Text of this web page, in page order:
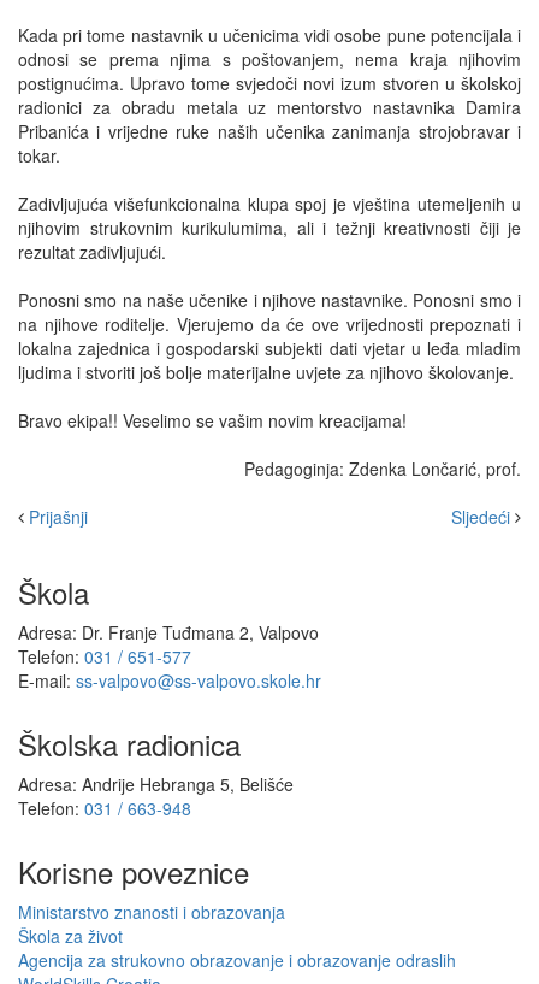
Kada pri tome nastavnik u učenicima vidi osobe pune potencijala i
odnosi se prema njima s poštovanjem, nema kraja njihovim
postignućima. Upravo tome svjedoči novi izum stvoren u školskoj
radionici za obradu metala uz mentorstvo nastavnika Damira
Pribanića i vrijedne ruke naših učenika zanimanja strojobravar i
tokar.
Zadivljujuća višefunkcionalna klupa spoj je vještina utemeljenih u
njihovim strukovnim kurikulumima, ali i težnji kreativnosti čiji je
rezultat zadivljujući.
Ponosni smo na naše učenike i njihove nastavnike. Ponosni smo i
na njihove roditelje. Vjerujemo da će ove vrijednosti prepoznati i
lokalna zajednica i gospodarski subjekti dati vjetar u leđa mladim
ljudima i stvoriti još bolje materijalne uvjete za njihovo školovanje.
Bravo ekipa!! Veselimo se vašim novim kreacijama!
Pedagoginja: Zdenka Lončarić, prof.
Prijašnji
Sljedeći
Škola
Adresa: Dr. Franje Tuđmana 2, Valpovo
Telefon: 031 / 651-577
E-mail: ss-valpovo@ss-valpovo.skole.hr
Školska radionica
Adresa: Andrije Hebranga 5, Belišće
Telefon: 031 / 663-948
Korisne poveznice
Ministarstvo znanosti i obrazovanja
Škola za život
Agencija za strukovno obrazovanje i obrazovanje odraslih